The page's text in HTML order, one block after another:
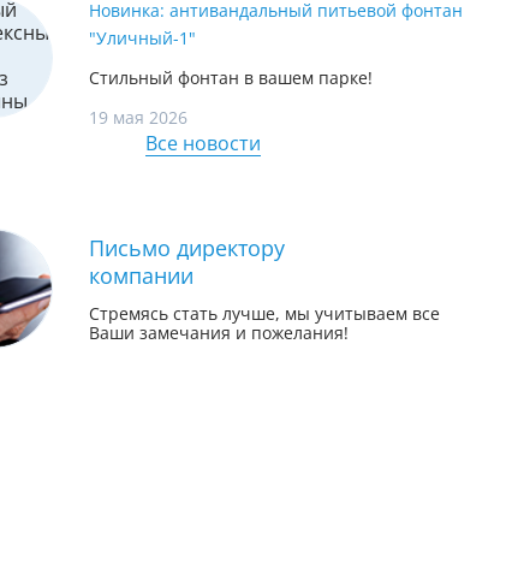
Новинка: антивандальный питьевой фонтан
"Уличный-1"
Стильный фонтан в вашем парке!
19 мая 2026
Все новости
Письмо директору
компании
Стремясь стать лучше, мы учитываем все
Ваши замечания и пожелания!